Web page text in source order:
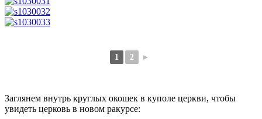
1 2 ►
Заглянем внутрь круглых окошек в куполе церкви, чтобы
увидеть церковь в новом ракурсе: